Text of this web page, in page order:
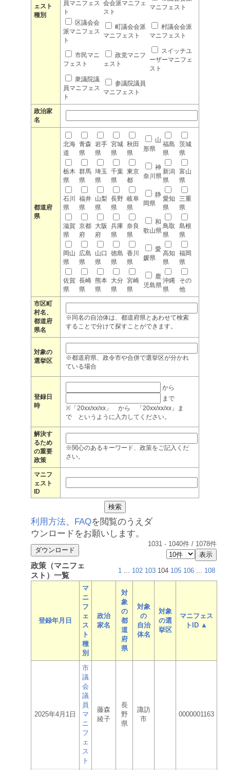
ェスト
種別
員マニフェス
ト
会会派マニフェ
スト
マニフェスト
区議会会
派マニフェス
ト
町議会会派
マニフェスト
村議会会派
マニフェスト
市民マニ
フェスト
政党マニフ
ェスト
スイッチユ
ーザーマニフェ
スト
衆議院議
員マニフェス
ト
参議院議員
マニフェスト
政治家
名
都道府
県
北海
道
青森
県
岩手
県
宮城
県
秋田
県
山
形県
福島
県
茨城
県
栃木
県
群馬
県
埼玉
県
千葉
県
東京
都
神
奈川県
新潟
県
富山
県
石川
県
福井
県
山梨
県
長野
県
岐阜
県
静
岡県
愛知
県
三重
県
滋賀
県
京都
府
大阪
府
兵庫
県
奈良
県
和
歌山県
鳥取
県
島根
県
岡山
県
広島
県
山口
県
徳島
県
香川
県
愛
媛県
高知
県
福岡
県
佐賀
県
長崎
県
熊本
県
大分
県
宮崎
県
鹿
児島県
沖縄
県
その
他
市区町
村名、
都道府
県名
※同名の自治体は、都道府県とあわせて検索
することで分けて探すことができます。
対象の
選挙区
※都道府県、政令市や合併で選挙区が分かれ
ている場合
登録日
時
から
まで
※「20xx/xx/xx」 から 「20xx/xx/xx」ま
で というように入力してください。
解決す
るため
の重要
政策
※関心のあるキーワード、政策をご記入くだ
さい。
マニフ
ェスト
ID
利用方法、 FAQを閲覧のうえダ
ウンロードをお願いします。
1031 - 1040件 / 1078件
政策（マニフェ
スト）一覧
1 ... 102 103 104 105 106 ... 108
登録年月日
マ
ニ
フ
ェ
ス
ト
種
別
政治
家名
対
象
の
都
道
府
県
対象
の
自治
体名
対象
の選
挙区
マニフェス
トID ▲
2025年4月1日
市
議
会
議
員
マ
ニ
フ
ェ
ス
ト
藤森
綾子
長
野
県
諏訪
市
0000001163